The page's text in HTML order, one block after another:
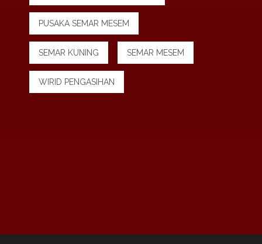
PUSAKA SEMAR MESEM
SEMAR KUNING SEMAR MESEM
WIRID PENGASIHAN